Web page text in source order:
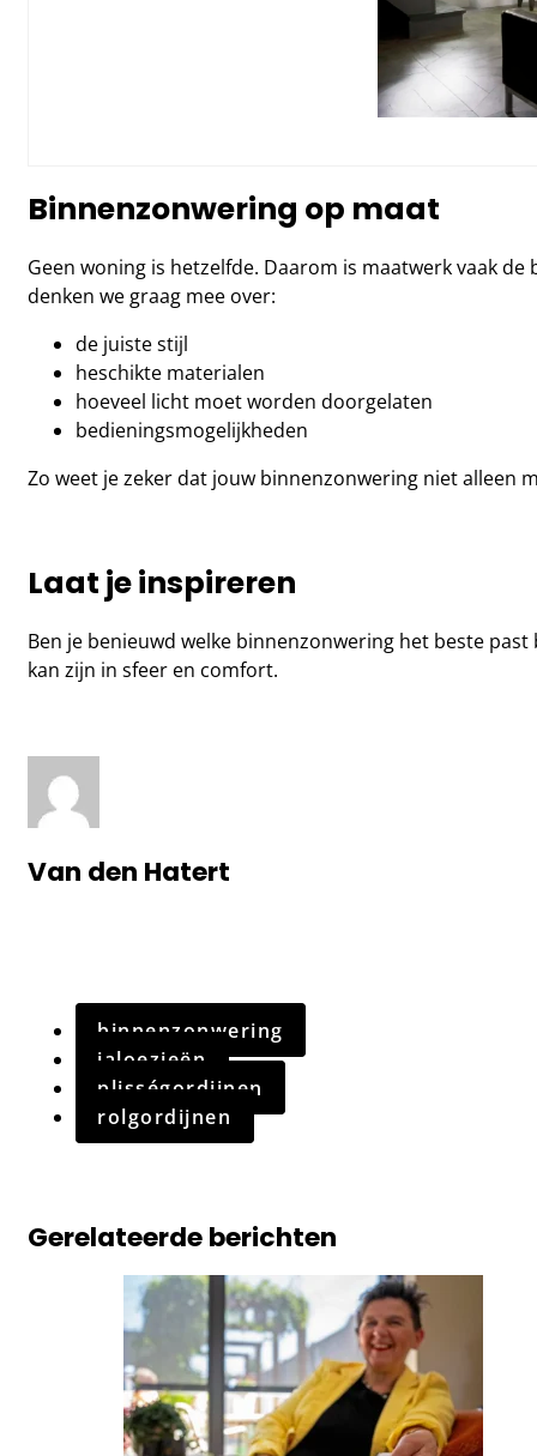
Binnenzonwering op maat
Geen woning is hetzelfde. Daarom is maatwerk vaak
denken we graag mee over:
de juiste stijl
heschikte materialen
hoeveel licht moet worden doorgelaten
bedieningsmogelijkheden
Zo weet je zeker dat jouw binnenzonwering niet alleen
Laat je inspireren
Ben je benieuwd welke binnenzonwering het beste
kan zijn in sfeer en comfort.
Van den Hatert
binnenzonwering
jaloezieën
plisségordijnen
rolgordijnen
Gerelateerde berichten